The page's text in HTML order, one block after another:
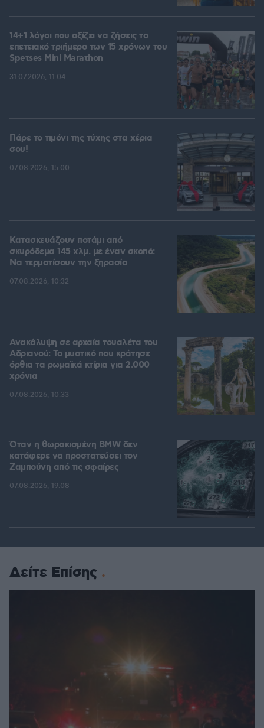
14+1 λόγοι που αξίζει να ζήσεις το
επετειακό τριήμερο των 15 χρόνων του
Spetses Mini Marathon
31.07.2026, 11:04
Πάρε το τιμόνι της τύχης στα χέρια
σου!
07.08.2026, 15:00
Κατασκευάζουν ποτάμι από
σκυρόδεμα 145 χλμ. με έναν σκοπό:
Να τερματίσουν την ξηρασία
07.08.2026, 10:32
Ανακάλυψη σε αρχαία τουαλέτα του
Αδριανού: Το μυστικό που κράτησε
όρθια τα ρωμαϊκά κτίρια για 2.000
χρόνια
07.08.2026, 10:33
Όταν η θωρακισμένη BMW δεν
κατάφερε να προστατεύσει τον
Ζαμπούνη από τις σφαίρες
07.08.2026, 19:08
Δείτε Επίσης